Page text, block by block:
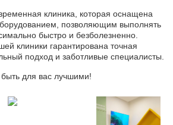
клиника, которая оснащена
позволяющим выполнять
быстро и безболезненно.
клиники гарантирована точная
подход и заботливые специалисты.
для вас лучшими!